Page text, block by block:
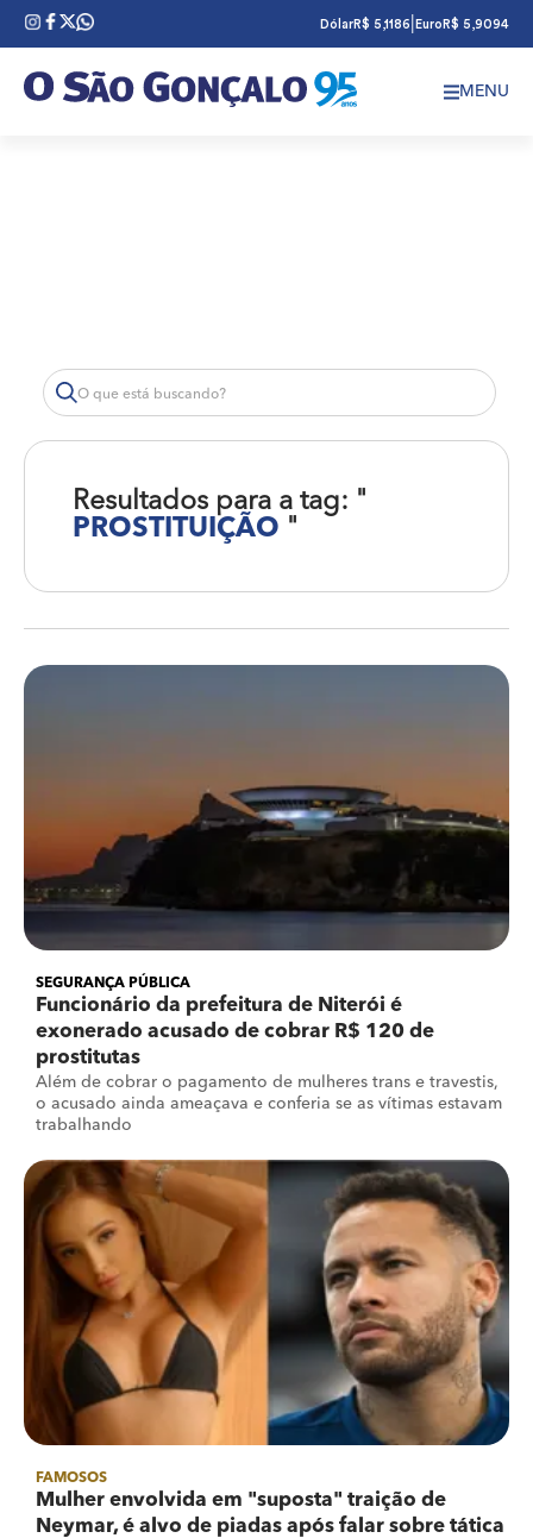
DólarR$ 5,1186 Euro R$ 5,9094
MENU
Resultados para a tag: "
PROSTITUIÇÃO "
SEGURANÇA PÚBLICA
Funcionário da prefeitura de Niterói é
exonerado acusado de cobrar R$ 120 de
prostitutas
Além de cobrar o pagamento de mulheres trans e travestis,
o acusado ainda ameaçava e conferia se as vítimas estavam
trabalhando
FAMOSOS
Mulher envolvida em "suposta" traição de
Neymar, é alvo de piadas após falar sobre tática